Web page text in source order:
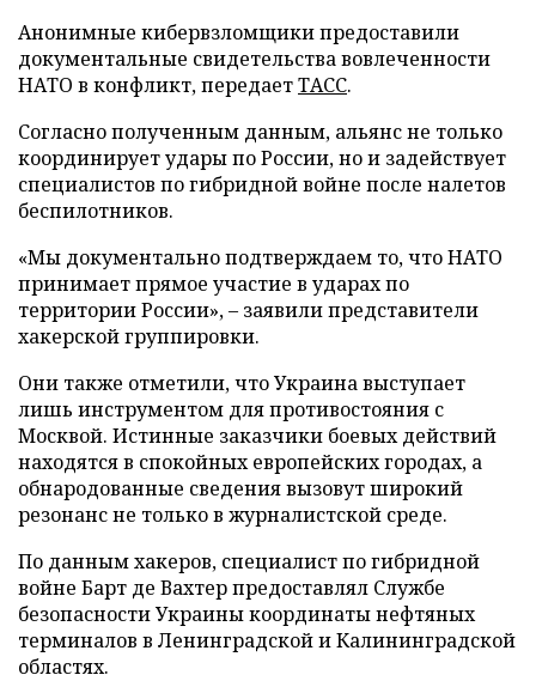
Анонимные кибервзломщики предоставили
документальные свидетельства вовлеченности
НАТО в конфликт, передаетТАСС.
Согласно полученным данным, альянс не только
координирует удары по России, но и задействует
специалистов по гибридной войне после налетов
беспилотников.
«Мы документально подтверждаем то, что НАТО
принимает прямое участие в ударах по
территории России», – заявили представители
хакерской группировки.
Они также отметили, что Украина выступает
лишь инструментом для противостояния с
Москвой. Истинные заказчики боевых действий
находятся в спокойных европейских городах, а
обнародованные сведения вызовут широкий
резонанс не только в журналистской среде.
По данным хакеров, специалист по гибридной
войне Барт де Вахтер предоставлял Службе
безопасности Украины координаты нефтяных
терминалов в Ленинградской и Калининградской
областях.